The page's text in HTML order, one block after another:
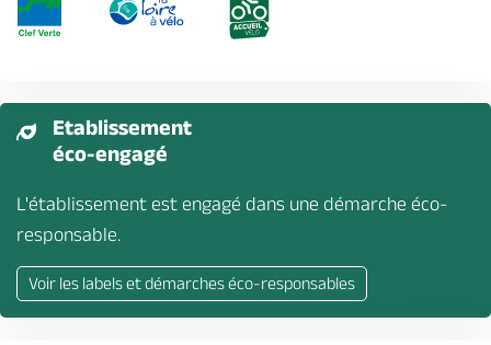
Etablissement
éco-engagé
L'établissement est engagé dans une démarche éco-
responsable.
Voir les labels et démarches éco-responsables